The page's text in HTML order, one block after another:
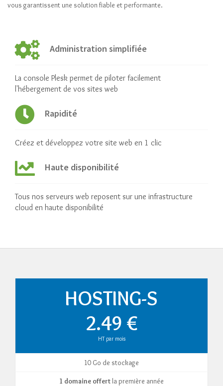
vous garantissent une solution fiable et performante.
Administration simplifiée
La console Plesk permet de piloter facilement
l'hébergement de vos sites web
Rapidité
Créez et développez votre site web en 1 clic
Haute disponibilité
Tous nos serveurs web reposent sur une infrastructure
cloud en haute disponibilité
HOSTING-S
2.49 €
HT par mois
10 Go de stockage
1 domaine offert la première année